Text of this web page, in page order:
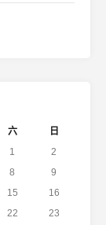
六
日
1
2
8
9
15
16
22
23